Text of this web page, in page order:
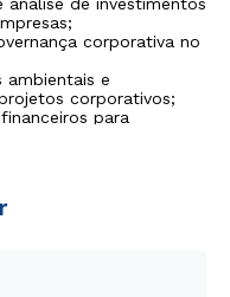
corporativa no
ambientais e
corporativos;
para
em investimentos.